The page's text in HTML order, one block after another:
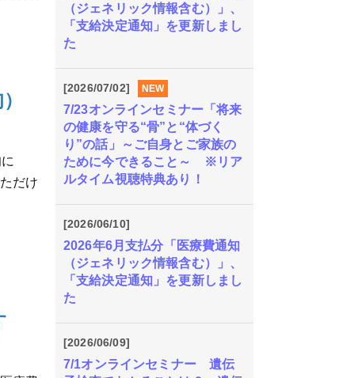
だけ
（ジェネリック情報含む）」、
「支給決定通知」を更新しまし
た
[2026/07/02] NEW
7/23オンラインセミナー「将来
の健康を守る“骨”と“体づく
り”の話」～ご自身とご家族の
ために今できること～ ※リア
ルタイム視聴特典あり！
[2026/06/10]
2026年6月支払分「医療費通知
（ジェネリック情報含む）」、
「支給決定通知」を更新しまし
た
[2026/06/09]
7/1オンラインセミナー 遺伝